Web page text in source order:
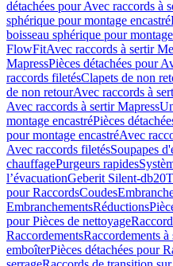
détachées pour Avec raccords à
sphérique pour montage encastré
boisseau sphérique pour
FlowFitAvec raccords à sertir
MapressPièces détachées pour
raccords filetésClapets de non
de non retourAvec raccords à
Avec raccords à sertir Mapress
montage encastréPièces
pour montage encastréAvec
Avec raccords filetésSoupapes
chauffagePurgeurs rapides
l’évacuationGeberit Silent-db20
pour RaccordsCoudes
EmbranchementsRéductions
pour Pièces de nettoyage
RaccordementsRaccordements à
emboîterPièces détachées pour